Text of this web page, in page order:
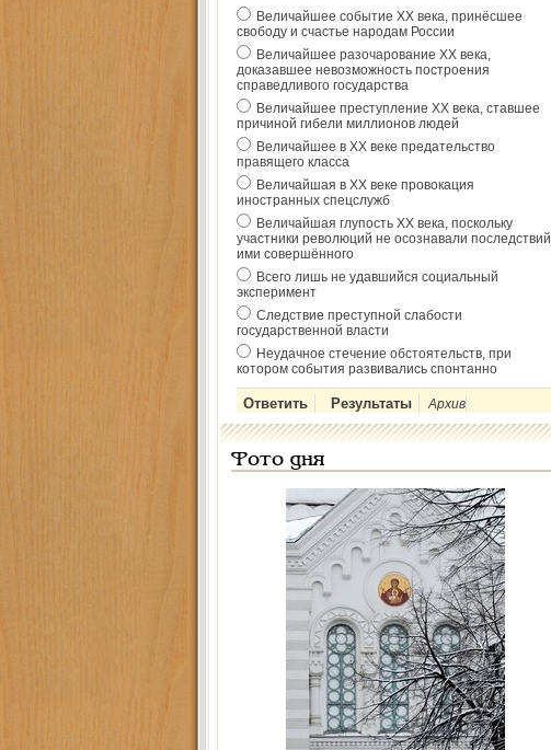
Величайшее событие ХХ века, принёсшее
свободу и счастье народам России
Величайшее разочарование ХХ века,
доказавшее невозможность построения
справедливого государства
Величайшее преступление ХХ века, ставшее
причиной гибели миллионов людей
Величайшее в ХХ веке предательство
правящего класса
Величайшая в ХХ веке провокация
иностранных спецслужб
Величайшая глупость ХХ века, поскольку
участники революций не осознавали последствий
ими совершённого
Всего лишь не удавшийся социальный
эксперимент
Следствие преступной слабости
государственной власти
Неудачное стечение обстоятельств, при
котором события развивались спонтанно
Архив
Фото дня